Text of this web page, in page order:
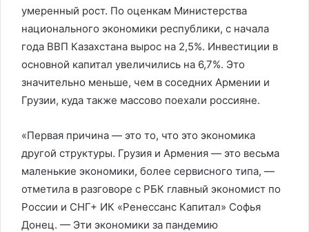
умеренный рост. По оценкам Министерства
национального экономики республики, с начала
года ВВП Казахстана вырос на 2,5%. Инвестиции в
основной капитал увеличились на 6,7%. Это
значительно меньше, чем в соседних Армении и
Грузии, куда также массово поехали россияне.
«Первая причина — это то, что это экономика
другой структуры. Грузия и Армения — это весьма
маленькие экономики, более сервисного типа, —
отметила в разговоре с РБК главный экономист по
России и СНГ+ ИК «Ренессанс Капитал» Софья
Донец. — Эти экономики за пандемию